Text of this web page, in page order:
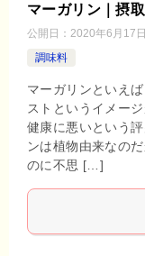
マーガリン｜摂
公開日： 2020年6月17日
調味料
マーガリンといえ
ストというイメー
健康に悪いという
ンは植物由来なの
のに不思 […]